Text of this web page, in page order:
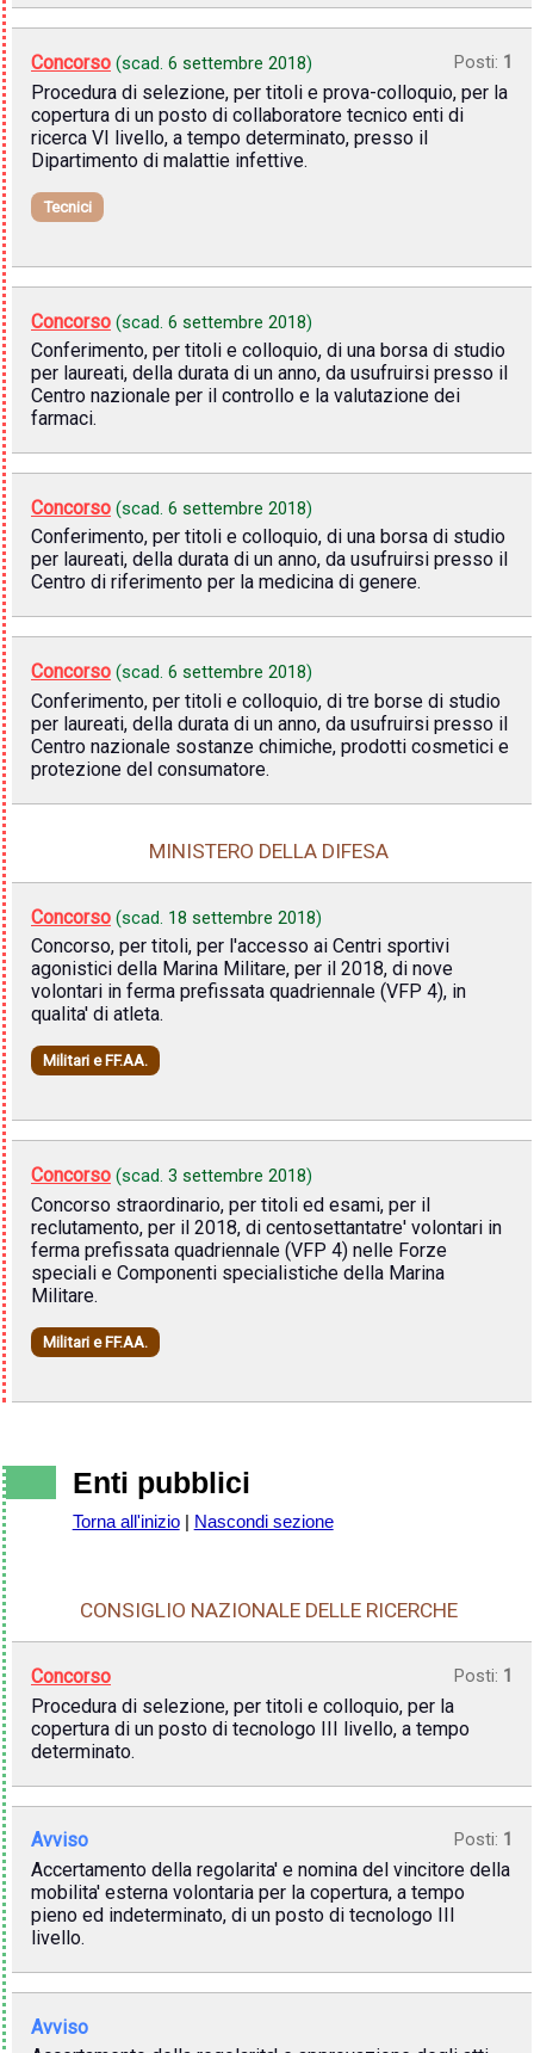
Concorso (scad. 6 settembre 2018) Posti: 1
Procedura di selezione, per titoli e prova-colloquio, per la
copertura di un posto di collaboratore tecnico enti di
ricerca VI livello, a tempo determinato, presso il
Dipartimento di malattie infettive.
Tecnici
Concorso (scad. 6 settembre 2018)
Conferimento, per titoli e colloquio, di una borsa di studio
per laureati, della durata di un anno, da usufruirsi presso il
Centro nazionale per il controllo e la valutazione dei
farmaci.
Concorso (scad. 6 settembre 2018)
Conferimento, per titoli e colloquio, di una borsa di studio
per laureati, della durata di un anno, da usufruirsi presso il
Centro di riferimento per la medicina di genere.
Concorso (scad. 6 settembre 2018)
Conferimento, per titoli e colloquio, di tre borse di studio
per laureati, della durata di un anno, da usufruirsi presso il
Centro nazionale sostanze chimiche, prodotti cosmetici e
protezione del consumatore.
MINISTERO DELLA DIFESA
Concorso (scad. 18 settembre 2018)
Concorso, per titoli, per l'accesso ai Centri sportivi
agonistici della Marina Militare, per il 2018, di nove
volontari in ferma prefissata quadriennale (VFP 4), in
qualita' di atleta.
Militari e FF.AA.
Concorso (scad. 3 settembre 2018)
Concorso straordinario, per titoli ed esami, per il
reclutamento, per il 2018, di centosettantatre' volontari in
ferma prefissata quadriennale (VFP 4) nelle Forze
speciali e Componenti specialistiche della Marina
Militare.
Militari e FF.AA.
Enti pubblici
Torna all'inizio| Nascondi sezione
CONSIGLIO NAZIONALE DELLE RICERCHE
Concorso Posti: 1
Procedura di selezione, per titoli e colloquio, per la
copertura di un posto di tecnologo III livello, a tempo
determinato.
Avviso Posti: 1
Accertamento della regolarita' e nomina del vincitore della
mobilita' esterna volontaria per la copertura, a tempo
pieno ed indeterminato, di un posto di tecnologo III
livello.
Avviso